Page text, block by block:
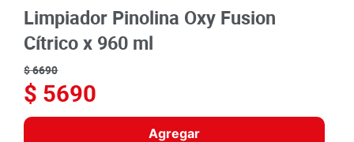
Limpiador Pinolina Oxy Fusion
Cítrico x 960 ml
$ 5690
$6690
Agregar